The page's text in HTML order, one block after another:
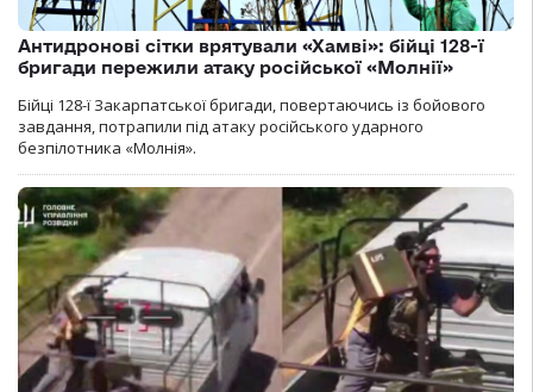
Антидронові сітки врятували «Хамві»: бійці 128-ї
бригади пережили атаку російської «Молнії»
Бійці 128-ї Закарпатської бригади, повертаючись із бойового
завдання, потрапили під атаку російського ударного
безпілотника «Молнія».